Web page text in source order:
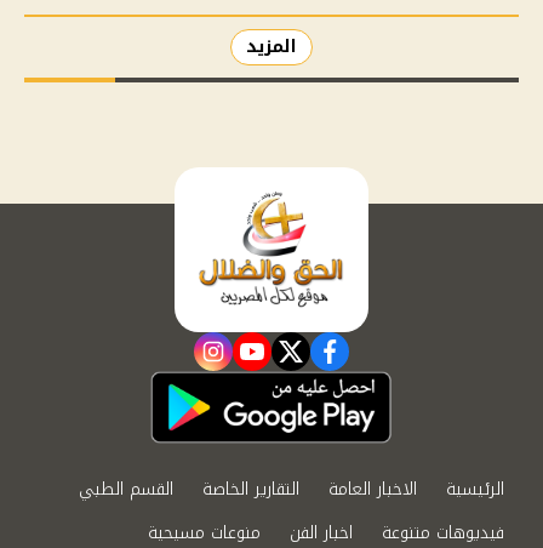
المزيد
facebook
twitter
youtube
instagram
الرئيسية الاخبار العامة التقارير الخاصة
القسم الطبي
فيديوهات متنوعة
اخبار الفن منوعات مسيحية